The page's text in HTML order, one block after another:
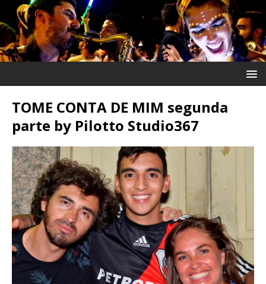
TOME CONTA DE MIM segunda
parte by Pilotto Studio367